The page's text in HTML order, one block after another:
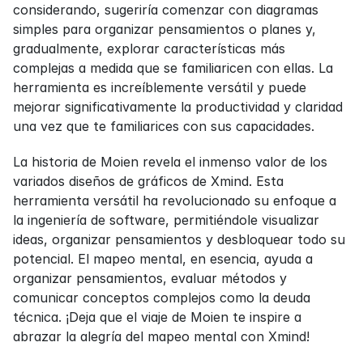
considerando, sugeriría comenzar con diagramas
simples para organizar pensamientos o planes y,
gradualmente, explorar características más
complejas a medida que se familiaricen con ellas. La
herramienta es increíblemente versátil y puede
mejorar significativamente la productividad y claridad
una vez que te familiarices con sus capacidades.
La historia de Moien revela el inmenso valor de los
variados diseños de gráficos de Xmind. Esta
herramienta versátil ha revolucionado su enfoque a
la ingeniería de software, permitiéndole visualizar
ideas, organizar pensamientos y desbloquear todo su
potencial. El mapeo mental, en esencia, ayuda a
organizar pensamientos, evaluar métodos y
comunicar conceptos complejos como la deuda
técnica. ¡Deja que el viaje de Moien te inspire a
abrazar la alegría del mapeo mental con Xmind!